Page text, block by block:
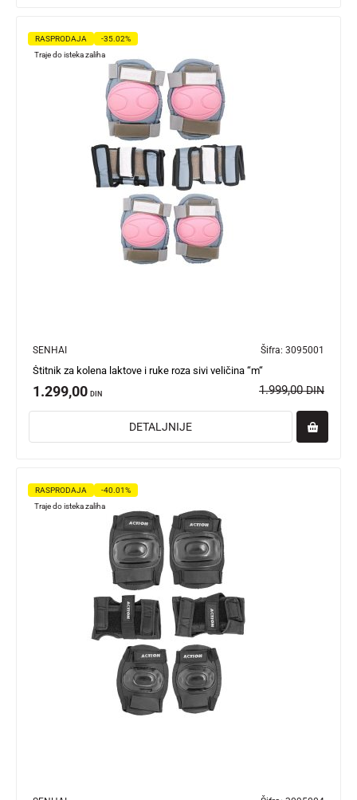
RASPRODAJA
-35.02%
Traje do isteka zaliha
SENHAI Šifra: 3095001
Štitnik za kolena laktove i ruke roza sivi veličina “m“
1.299,00 DIN 1.999,00DIN
DETALJNIJE
RASPRODAJA
-40.01%
Traje do isteka zaliha